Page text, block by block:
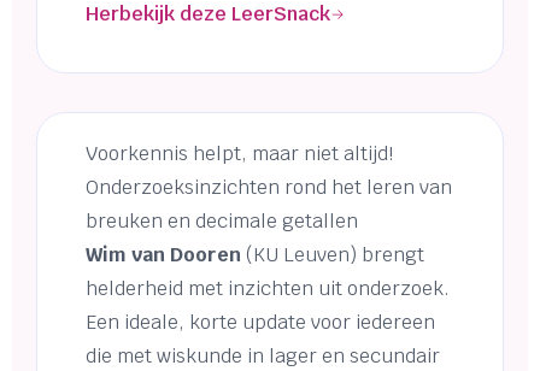
Herbekijk deze LeerSnack
Voorkennis helpt, maar niet altijd!
Onderzoeksinzichten rond het leren van
breuken en decimale getallen
Wim van Dooren (KU Leuven) brengt
helderheid met inzichten uit onderzoek.
Een ideale, korte update voor iedereen
die met wiskunde in lager en secundair